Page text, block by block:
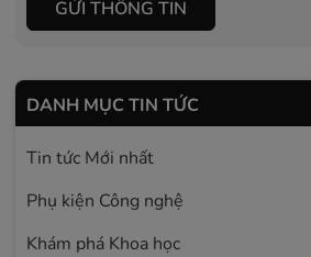
GỬI THÔNG TIN
DANH MỤC TIN TỨC
Tin tức Mới nhất
Phụ kiện Công nghệ
Khám phá Khoa học